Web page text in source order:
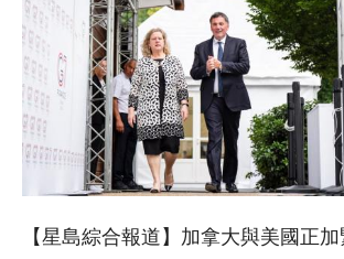
【星島綜合報道】加拿大與美國正